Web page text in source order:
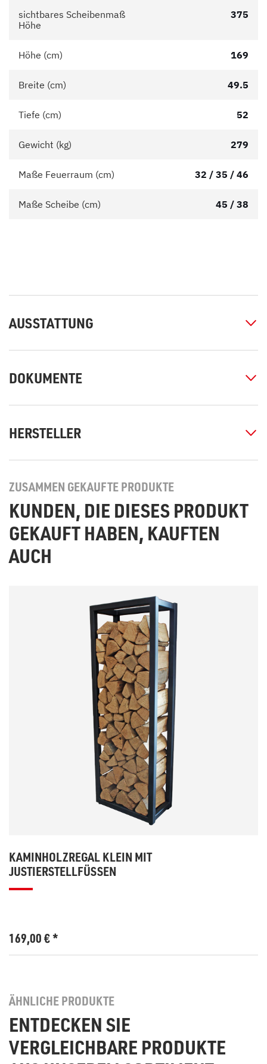
sichtbares Scheibenmaß
Höhe
375
Höhe (cm) 169
Breite (cm) 49.5
Tiefe (cm) 52
Gewicht (kg) 279
Maße Feuerraum (cm) 32 / 35 / 46
Maße Scheibe (cm) 45 / 38
AUSSTATTUNG
DOKUMENTE
HERSTELLER
ZUSAMMEN GEKAUFTE PRODUKTE
KUNDEN, DIE DIESES PRODUKT
GEKAUFT HABEN, KAUFTEN
AUCH
KAMINHOLZREGAL KLEIN MIT
JUSTIERSTELLFÜSSEN
169,00€*
ÄHNLICHE PRODUKTE
ENTDECKEN SIE
VERGLEICHBARE PRODUKTE